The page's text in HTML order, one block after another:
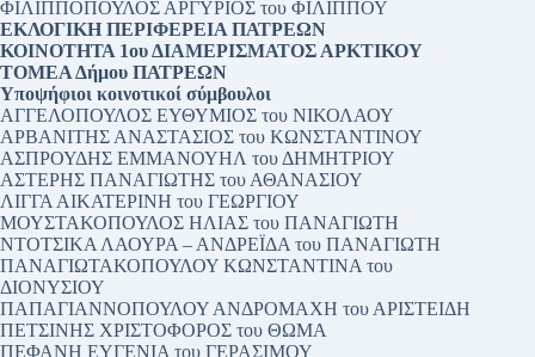
ΦΙΛΙΠΠΟΠΟΥΛΟΣ ΑΡΓΥΡΙΟΣ του ΦΙΛΙΠΠΟΥ
ΕΚΛΟΓΙΚΗ ΠΕΡΙΦΕΡΕΙΑ ΠΑΤΡΕΩΝ
ΚΟΙΝΟΤΗΤΑ 1ου ΔΙΑΜΕΡΙΣΜΑΤΟΣ ΑΡΚΤΙΚΟΥ
ΤΟΜΕΑ Δήμου ΠΑΤΡΕΩΝ
Υποψήφιοι κοινοτικοί σύμβουλοι
ΑΓΓΕΛΟΠΟΥΛΟΣ ΕΥΘΥΜΙΟΣ του ΝΙΚΟΛΑΟΥ
ΑΡΒΑΝΙΤΗΣ ΑΝΑΣΤΑΣΙΟΣ του ΚΩΝΣΤΑΝΤΙΝΟΥ
ΑΣΠΡΟΥΔΗΣ ΕΜΜΑΝΟΥΗΛ του ΔΗΜΗΤΡΙΟΥ
ΑΣΤΕΡΗΣ ΠΑΝΑΓΙΩΤΗΣ του ΑΘΑΝΑΣΙΟΥ
ΛΙΓΓΑ ΑΙΚΑΤΕΡΙΝΗ του ΓΕΩΡΓΙΟΥ
ΜΟΥΣΤΑΚΟΠΟΥΛΟΣ ΗΛΙΑΣ του ΠΑΝΑΓΙΩΤΗ
ΝΤΟΤΣΙΚΑ ΛΑΟΥΡΑ – ΑΝΔΡΕΪΔΑ του ΠΑΝΑΓΙΩΤΗ
ΠΑΝΑΓΙΩΤΑΚΟΠΟΥΛΟΥ ΚΩΝΣΤΑΝΤΙΝΑ του
ΔΙΟΝΥΣΙΟΥ
ΠΑΠΑΓΙΑΝΝΟΠΟΥΛΟΥ ΑΝΔΡΟΜΑΧΗ του ΑΡΙΣΤΕΙΔΗ
ΠΕΤΣΙΝΗΣ ΧΡΙΣΤΟΦΟΡΟΣ του ΘΩΜΑ
ΠΕΦΑΝΗ ΕΥΓΕΝΙΑ του ΓΕΡΑΣΙΜΟΥ